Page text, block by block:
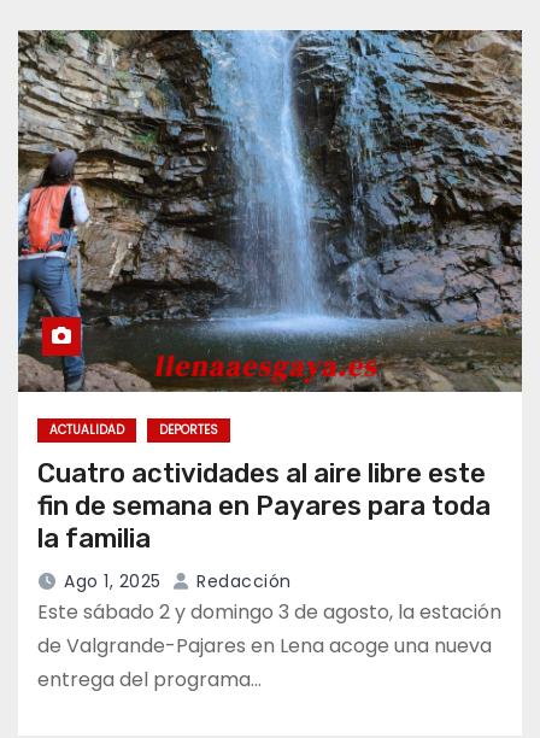
ACTUALIDAD DEPORTES
Cuatro actividades al aire libre este
fin de semana en Payares para toda
la familia
Ago 1, 2025 Redacción
Este sábado 2 y domingo 3 de agosto, la estación
de Valgrande-Pajares en Lena acoge una nueva
entrega del programa…